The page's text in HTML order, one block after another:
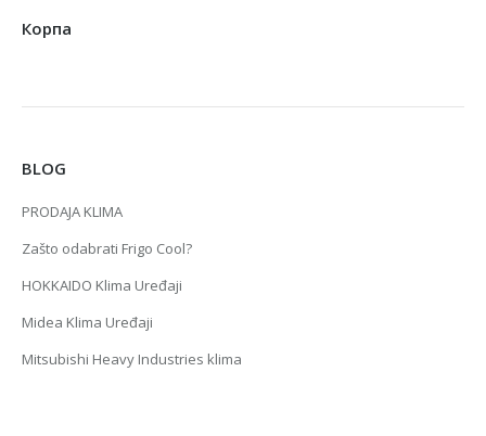
Корпа
BLOG
PRODAJA KLIMA
Zašto odabrati Frigo Cool?
HOKKAIDO Klima Uređaji
Midea Klima Uređaji
Mitsubishi Heavy Industries klima